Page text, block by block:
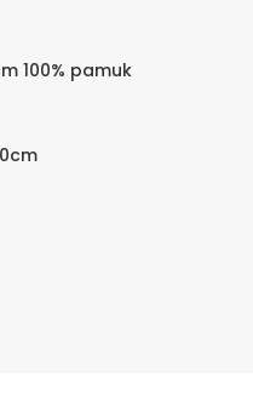
100% pamuk